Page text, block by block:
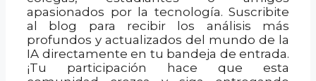
apasionados por la tecnología. Suscribite
al blog para recibir los análisis más
profundos y actualizados del mundo de la
IA directamente en tu bandeja de entrada.
¡Tu participación hace que esta